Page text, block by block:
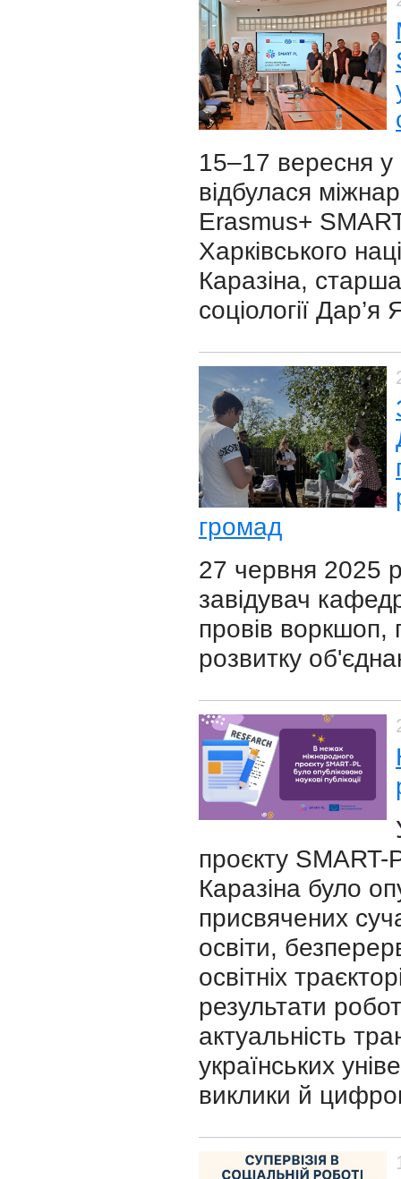
15–17 вересня у
відбулася
Erasmus+
Харківського
Каразіна,
соціології Дар’я
громад
27 червня 2025
завідувач
провів воркшоп,
розвитку
проєкту SMART-
Каразіна було
присвячених
освіти,
освітніх
результати
актуальність
українських
виклики й